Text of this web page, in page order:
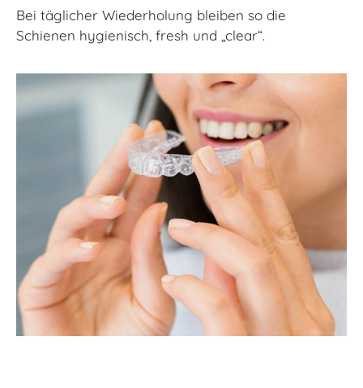
Bei täglicher Wiederholung bleiben so die
Schienen hygienisch, fresh und „clear“.